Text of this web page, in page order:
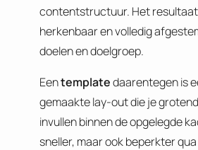
contentstructuur. Het resultaat
herkenbaar en volledig
doelen en doelgroep.
Eentemplatedaarentegen is
gemaakte lay-out die je
invullen binnen de opgelegde
sneller, maar ook beperkter